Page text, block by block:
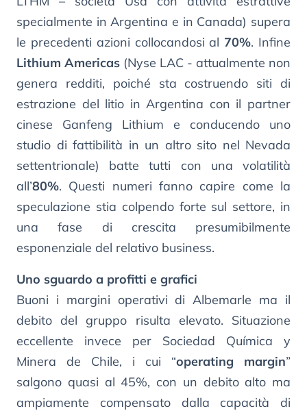
specialmente in Argentina e in Canada) supera
le precedenti azioni collocandosi al 70%. Infine
Lithium Americas (Nyse LAC - attualmente non
genera redditi, poiché sta costruendo siti di
estrazione del litio in Argentina con il partner
cinese Ganfeng Lithium e conducendo uno
studio di fattibilità in un altro sito nel Nevada
settentrionale) batte tutti con una volatilità
all’80%. Questi numeri fanno capire come la
speculazione stia colpendo forte sul settore, in
una fase di crescita presumibilmente
esponenziale del relativo business.
Uno sguardo a profitti e grafici
Buoni i margini operativi di Albemarle ma il
debito del gruppo risulta elevato. Situazione
eccellente invece per Sociedad Química y
Minera de Chile, i cui “operating margin”
salgono quasi al 45%, con un debito alto ma
ampiamente compensato dalla capacità di